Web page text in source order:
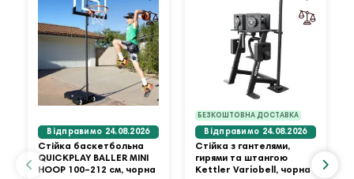
Відправимо 24.08.2026
Стійка баскетбольна
QUICKPLAY BALLER MINI
HOOP 100–212 см, чорна
БЕЗКОШТОВНА ДОСТАВКА
Відправимо 24.08.2026
Стійка з гантелями,
гирями та штангою
Kettler Variobell, чорна